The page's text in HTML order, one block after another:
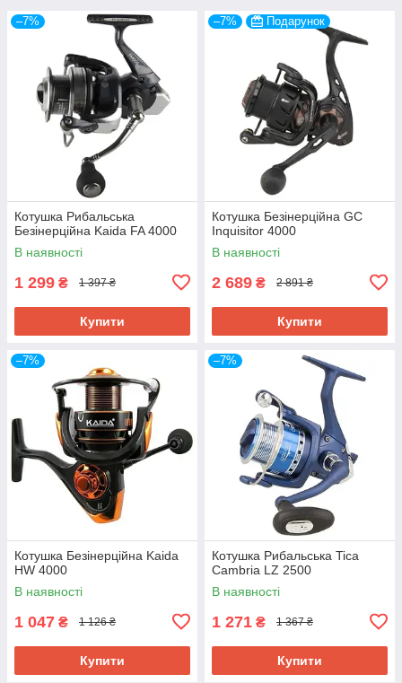
–7%
Котушка Рибальська
Безінерційна Kaida FA 4000
В наявності
1 299 ₴ 1 397 ₴
Купити
–7% Подарунок
Котушка Безінерційна GC
Inquisitor 4000
В наявності
2 689 ₴ 2 891 ₴
Купити
–7%
Котушка Безінерційна Kaida
HW 4000
В наявності
1 047 ₴ 1 126 ₴
Купити
–7%
Котушка Рибальська Tica
Cambria LZ 2500
В наявності
1 271 ₴ 1 367 ₴
Купити